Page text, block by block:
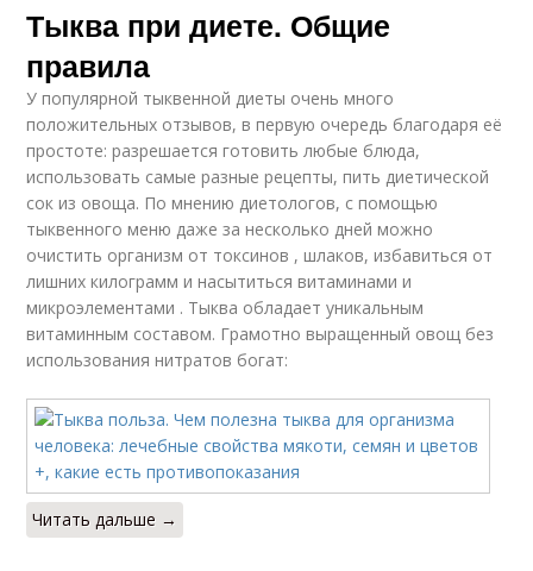
Тыква при диете. Общие
правила
У популярной тыквенной диеты очень много
положительных отзывов, в первую очередь благодаря её
простоте: разрешается готовить любые блюда,
использовать самые разные рецепты, пить диетической
сок из овоща. По мнению диетологов, с помощью
тыквенного меню даже за несколько дней можно
очистить организм от токсинов , шлаков, избавиться от
лишних килограмм и насытиться витаминами и
микроэлементами . Тыква обладает уникальным
витаминным составом. Грамотно выращенный овощ без
использования нитратов богат:
Читать дальше →